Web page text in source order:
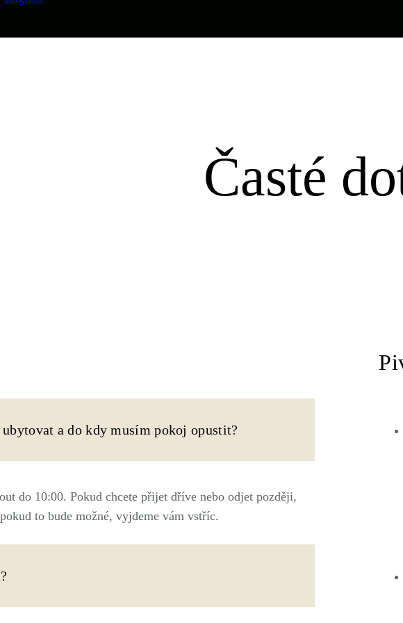
Časté
a do kdy musím pokoj opustit?
do 10:00. Pokud chcete přijet dříve nebo odjet později,
to bude možné, vyjdeme vám vstříc.